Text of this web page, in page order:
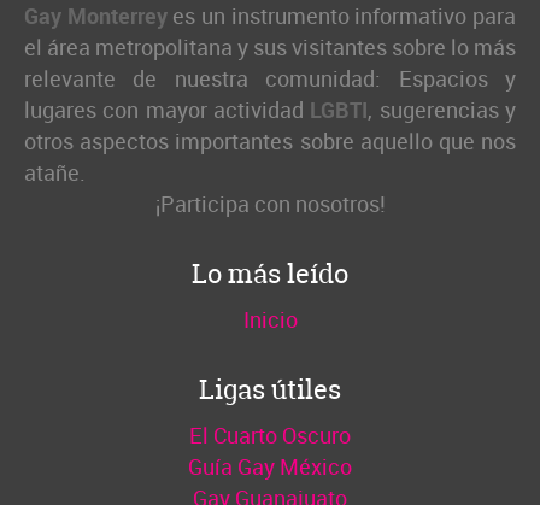
Gay Monterreyes un instrumento informativo para
el área metropolitana y sus visitantes sobre lo más
relevante de nuestra comunidad: Espacios y
lugares con mayor actividad LGBTI, sugerencias y
otros aspectos importantes sobre aquello que nos
atañe.
¡Participa con nosotros!
Lo más leído
Inicio
Ligas útiles
El Cuarto Oscuro
Guía Gay México
Gay Guanajuato